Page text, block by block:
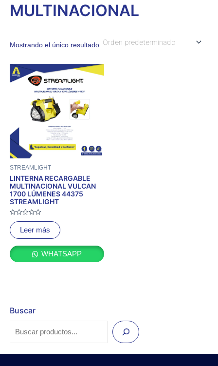
Buscar
MULTINACIONAL
Mostrando el único resultado
STREAMLIGHT
LINTERNA RECARGABLE
MULTINACIONAL VULCAN
1700 LÚMENES 44375
STREAMLIGHT
Valorado
con
0
de
Leer más
WHATSAPP